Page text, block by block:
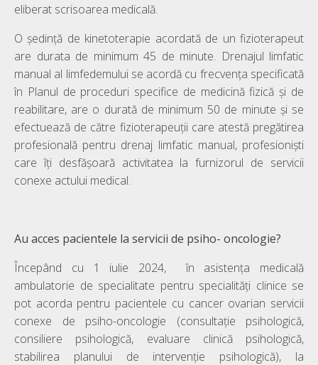
eliberat scrisoarea medicală.
O şedinţă de kinetoterapie acordată de un fizioterapeut
are durata de minimum 45 de minute. Drenajul limfatic
manual al limfedemului se acordă cu frecvența specificată
în Planul de proceduri specifice de medicină fizică şi de
reabilitare, are o durată de minimum 50 de minute şi se
efectuează de către fizioterapeuţii care atestă pregătirea
profesională pentru drenaj limfatic manual, profesioniști
care îți desfășoară activitatea la furnizorul de servicii
conexe actului medical.
Au acces pacientele la servicii de psiho- oncologie?
Începând cu 1 iulie 2024, în asistența medicală
ambulatorie de specialitate pentru specialități clinice se
pot acorda pentru pacientele cu cancer ovarian servicii
conexe de psiho-oncologie (consultație psihologică,
consiliere psihologică, evaluare clinică psihologică,
stabilirea planului de intervenție psihologică), la